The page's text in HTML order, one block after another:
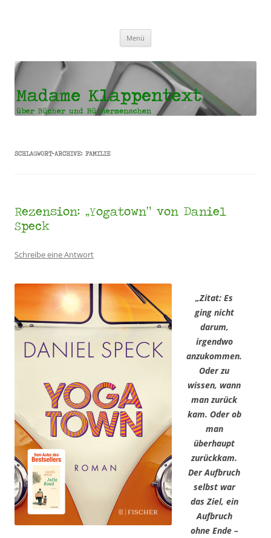
Menü
SCHLAGWORT-ARCHIVE: FAMILIE
Rezension: „Yogatown“ von Daniel
Speck
Schreibe eine Antwort
„Zitat: Es
ging nicht
darum,
irgendwo
anzukommen.
Oder zu
wissen, wann
man zurück
kam. Oder ob
man
überhaupt
zurückkam.
Der Aufbruch
selbst war
das Ziel, ein
Aufbruch
ohne Ende –